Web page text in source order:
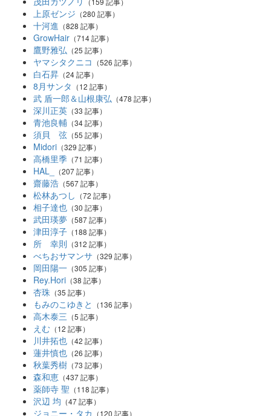
上原ゼンジ （280 記事）
十河進 （828 記事）
GrowHair （714 記事）
鷹野雅弘 （25 記事）
ヤマシタクニコ （526 記事）
白石昇 （24 記事）
8月サンタ （12 記事）
武 盾一郎＆山根康弘 （478 記事）
深川正英 （33 記事）
青池良輔 （34 記事）
須貝 弦 （55 記事）
Midori （329 記事）
高橋里季 （71 記事）
HAL_ （207 記事）
齋藤浩 （567 記事）
松林あつし （72 記事）
相子達也 （30 記事）
武田瑛夢 （587 記事）
津田淳子 （188 記事）
所 幸則 （312 記事）
べちおサマンサ （329 記事）
岡田陽一 （305 記事）
Rey.Hori （38 記事）
杏珠 （35 記事）
もみのこゆきと （136 記事）
高木泰三 （5 記事）
えむ （12 記事）
川井拓也 （42 記事）
蓮井慎也 （26 記事）
秋葉秀樹 （73 記事）
森和恵 （437 記事）
薬師寺 聖 （118 記事）
沢辺 均 （47 記事）
ジョニー・タカ （120 記事）